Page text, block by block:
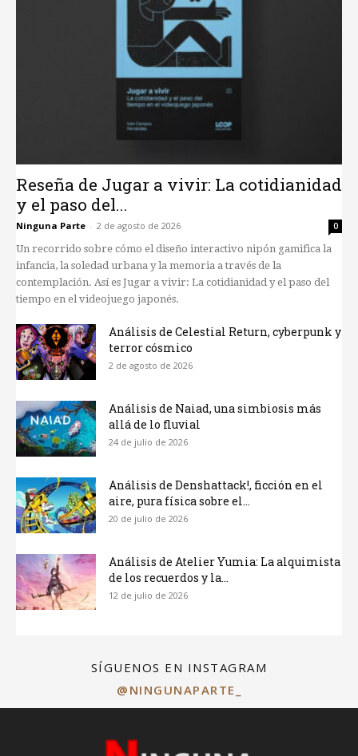
Reseña de Jugar a vivir: La cotidianidad
y el paso del...
Ninguna Parte - 2 de agosto de 2026 0
Un recorrido sobre cómo el diseño interactivo nipón gamifica la
infancia, la soledad urbana y la memoria a través de la
contemplación. Así es Jugar a vivir: La cotidianidad y el paso del
tiempo en el videojuego japonés.
Análisis de Celestial Return, cyberpunk y
terror cósmico
2 de agosto de 2026
Análisis de Naiad, una simbiosis más
allá de lo fluvial
24 de julio de 2026
Análisis de Denshattack!, ficción en el
aire, pura física sobre el...
20 de julio de 2026
Análisis de Atelier Yumia: La alquimista
de los recuerdos y la...
12 de julio de 2026
SÍGUENOS EN INSTAGRAM
@NINGUNAPARTE_